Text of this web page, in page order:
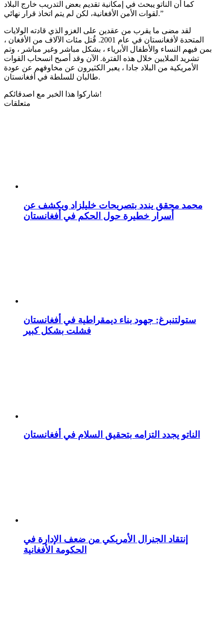
كما أن الناتو يبحث في إمكانية تقديم بعض التدريب خارج البلاد
لقوات الأمن الأفغانية، لكن لم يتم اتخاذ قرار نهائي.”
لقد مضى ما يقرب من عقدين على الغزو الذي قادته الولايات
المتحدة لأفغانستان في عام 2001. قُتل مئات الآلاف من الأفغان ،
بمن فيهم النساء والأطفال الأبرياء ، بشكل مباشر وغير مباشر ، وتم
تشريد الملايين خلال هذه الفترة. الآن وقد أصبح انسحاب القوات
الأمريكية من البلاد جادا ، يعبر الكثيرون عن مخاوفهم عن عودة
طالبان للسلطة في أفغانستان.
شاركوا هذا الخبر مع اصدقائكم!
متعلقات
محمد محقق يندد بتصريحات خليلزاد ويكشف عن
أسرار خطيرة حول الحكم في أفغانستان
ستولتنبرغ: جهود بناء ديمقراطية في أفغانستان
فشلت بشكل كبير
الناتو يجدد التزامه بتحقيق السلام في أفغانستان
إنتقاد الجنرال الأمريكي من ضعف الإدارة في
الحكومة الأفغانية